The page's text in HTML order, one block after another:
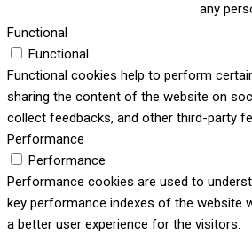
any
Functional
Functional
Functional cookies help to perform
sharing the content of the website on
collect feedbacks, and other third-party
Performance
Performance
Performance cookies are used to
key performance indexes of the website
a better user experience for the visitors.